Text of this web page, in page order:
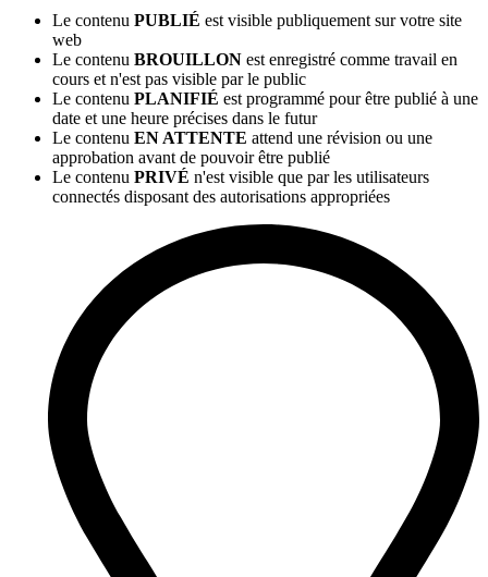
Le contenu PUBLIÉ est visible publiquement sur votre site
web
Le contenu BROUILLON est enregistré comme travail en
cours et n'est pas visible par le public
Le contenu PLANIFIÉ est programmé pour être publié à une
date et une heure précises dans le futur
Le contenu EN ATTENTE attend une révision ou une
approbation avant de pouvoir être publié
Le contenu PRIVÉ n'est visible que par les utilisateurs
connectés disposant des autorisations appropriées